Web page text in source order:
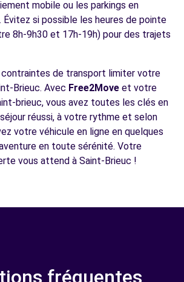
mobile ou les parkings en
Évitez si possible les heures de pointe
8h-9h30 et 17h-19h) pour des trajets
contraintes de transport limiter votre
Brieuc. Avec Free2Move et votre
brieuc, vous avez toutes les clés en
réussi, à votre rythme et selon
votre véhicule en ligne en quelques
en toute sérénité. Votre
vous attend à Saint-Brieuc !
fréquentes